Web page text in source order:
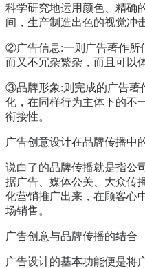
科学研究地运用颜色、精确
间，生产制造出色的视觉冲击
②广告信息:一则广告著作所
而又不冗杂繁杂，而且可以
③品牌形象:则完成的广告著
化，在同样行为主体下的不
衔接性。
广告创意设计在品牌传播中
说白了的品牌传播就是指公
据广告、媒体公关、大众传
化营销推广出来，在顾客心
场销售。
广告创意与品牌传播的结合
广告设计的基本功能便是将